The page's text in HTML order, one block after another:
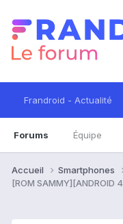
Frandroid - Actualité
Forums Équipe
Accueil Smartphones
[ROM